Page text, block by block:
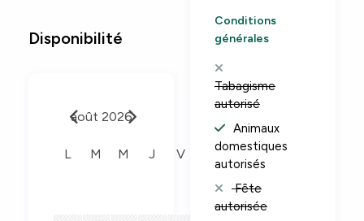
Disponibilité
août 2026
L M M J V D
2
Conditions
générales
Tabagisme
autorisé
Animaux
domestiques
autorisés
Fête
autorisée